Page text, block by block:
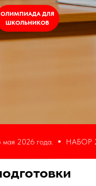
ОЛИМПИАДА ДЛЯ
ШКОЛЬНИКОВ
года. НАБОР 2026!